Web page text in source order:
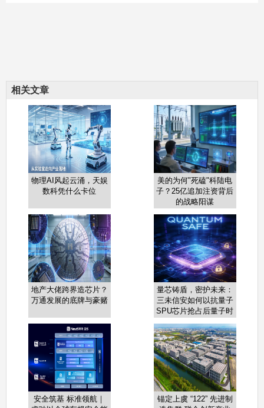
相关文章
物理AI风起云涌，天娱
数科凭什么卡位
美的为何"死磕"科陆电
子？25亿追加注资背后
的战略阳谋
地产大佬跨界造芯片？
万通发展的底牌与豪赌
量芯铸盾，密护未来：
三未信安如何以抗量子
SPU芯片抢占后量子时
代制高点
安全筑基 标准领航｜
锚定上虞 “122” 先进制